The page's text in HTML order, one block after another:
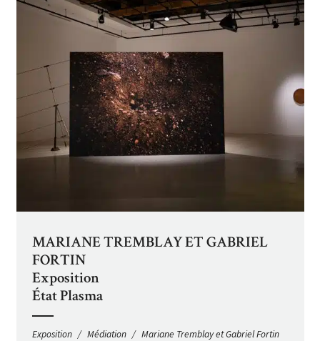
MARIANE TREMBLAY ET GABRIEL
FORTIN
Exposition
État Plasma
Exposition Médiation
Mariane Tremblay et Gabriel Fortin